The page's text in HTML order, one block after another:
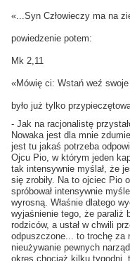
«...Syn Człowieczy ma na
powiedzenie potem:
Mk 2,11
«Mówię ci: Wstań weź
było już tylko
- Jak na racjonalistę
Nowaka jest dla mnie
jest tu jakaś potrzeba
Ojcu Pio, w którym jeden
tak intensywnie myślał, że
się zrobiły. Na to ojciec Pio
spróbował intensywnie
wyrosną. Właśnie dlatego
wyjaśnienie tego, że paraliż
rodziców, a ustał w chwili
odpuszczone... to trochę za
nieużywanie pewnych
okres chociaż kilku tygodni,